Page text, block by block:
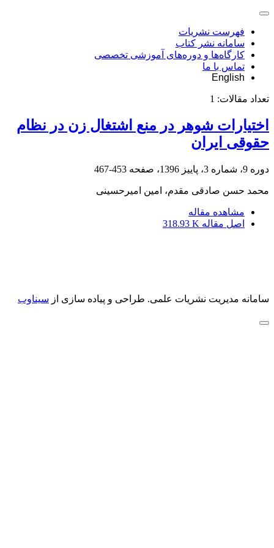
فهرست نشریات
سامانه نشر کتاب
کارگاه‌ها و دوره‌های آموزشی تخصصی
تماس با ما
English
تعداد مقالات: 1
اختیارات شوهر در منع اشتغال زن در نظام
حقوقی ایران
دوره 9، شماره 3، پاییز 1396، صفحه 453-467
محمد حسن صادقی مقدم، امین امیرحسینی
مشاهده مقاله
اصل مقاله 318.93 K
سامانه مدیریت نشریات علمی. طراحی و پیاده سازی از سیناوب